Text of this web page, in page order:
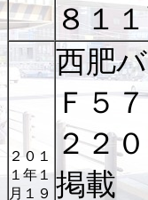
８１
２０１
１年１
月１９
西肥
Ｆ５
２２
掲載